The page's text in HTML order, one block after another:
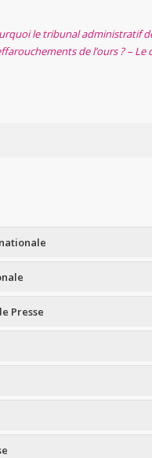
le tribunal administratif
de l’ours ? – Le
Presse